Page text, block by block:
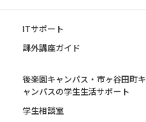
ITサポート
課外講座ガイド
後楽園キャンパス・市ヶ谷田町キ
ャンパスの学生生活サポート
学生相談室